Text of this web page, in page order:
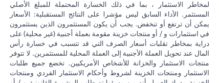
لمخاطر الاستثمار ، بما في ذلك الخسارة المحتملة للمبلغ الأصلي
المستثمر. الأداء السابق ليس مؤشرا على النتائج المستقبلية: الأسعار
يمكن أن ترتفع أو تنخفض. يجب أن يكون المستثمرون الذين يستثمرون
في استثمارات و / أو منتجات خزينة مقومة بعملة أجنبية (غير محلية) على
دراية بمخاطر تقلبات أسعار الصرف التي قد تتسبب في خسارة رأس
المال عند تحويل العملة الأجنبية إلى العملة المحلية للمستثمرين. لا تتوفر
منتجات الاستثمار والخزانة للأشخاص الأمريكيين. تخضع جميع طلبات
الاستثمار ومنتجات الخزينة لشروط وأحكام الاستثمار الفردي ومنتجات